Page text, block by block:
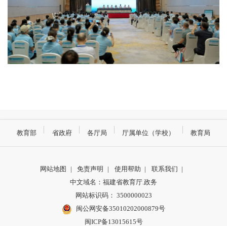
教育部 省政府 各厅局 厅属单位（学校） 教育局
网站地图 | 免责声明 | 使用帮助 | 联系我们 |
中文域名：福建省教育厅.政务
网站标识码： 3500000023
闽公网安备35010202000879号
闽ICP备13015615号